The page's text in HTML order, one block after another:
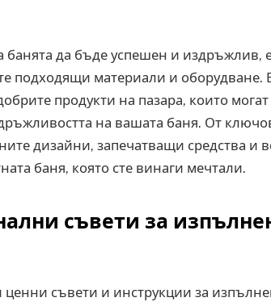
банята да бъде успешен и издръжлив,
подходящи материали и оборудване.
продукти на пазара, които
на вашата баня. От
дизайни, запечатващи средства и
баня, която сте винаги мечтали.
съвети за
съвети и инструкции за